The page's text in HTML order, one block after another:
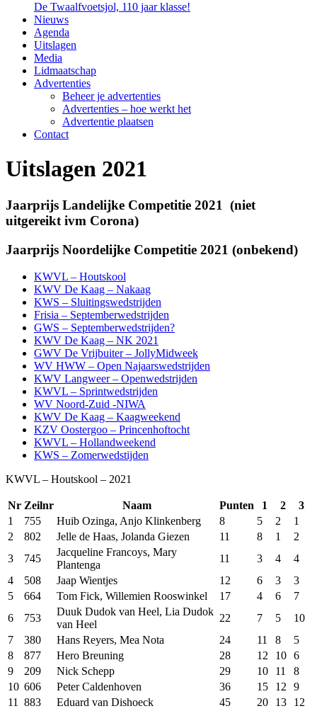
De Twaalfvoetsjol, 110 jaar klasse!
Nieuws
Agenda
Uitslagen
Media
Lidmaatschap
Advertenties
Beheer je advertenties
Advertenties – hoe werkt het
Advertentie plaatsen
Contact
Uitslagen 2021
Jaarprijs Landelijke Competitie 2021 (niet
uitgereikt ivm Corona)
Jaarprijs Noordelijke Competitie 2021 (onbekend)
KWVL – Houtskool
KWV De Kaag – Nakaag
KWS – Sluitingswedstrijden
Frisia – Septemberwedstrijden
GWS – Septemberwedstrijden?
KWV De Kaag – NK 2021
GWV De Vrijbuiter – JollyMidweek
WV HWW – Open Najaarswedstrijden
KWV Langweer – Openwedstrijden
KWVL – Sprintwedstrijden
WV Noord-Zuid -NIWA
KWV De Kaag – Kaagweekend
KZV Oostergoo – Princenhoftocht
KWVL – Hollandweekend
KWS – Zomerwedstijden
KWVL – Houtskool – 2021
Nr Zeilnr Naam Punten 1 2
3
1
755 Huib Ozinga, Anjo Klinkenberg 8 5 2
1
2
802 Jelle de Haas, Jolanda Giezen 11 8 1
2
3
745
Jacqueline Francoys, Mary
Plantenga
11 3 4
4
4
508 Jaap Wientjes 12 6 3
3
5
664 Tom Fick, Willemien Rooswinkel 17 4 6
7
6
753
Duuk Dudok van Heel, Lia Dudok
van Heel
22 7 5
10
7
380 Hans Reyers, Mea Nota 24 11 8
5
8
877 Hero Breuning 28 12 10 6
9
209 Nick Schepp 29 10 11
8
10 606 Peter Caldenhoven 36 15 12
9
11
883 Eduard van Dishoeck 45 20 13
12